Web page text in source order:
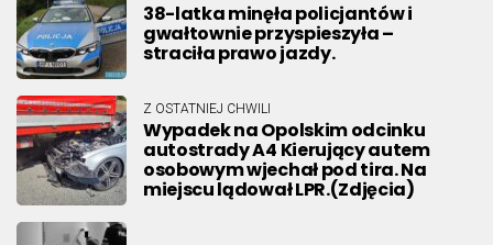
38-latka minęła policjantów i
gwałtownie przyspieszyła –
straciła prawo jazdy.
Z OSTATNIEJ CHWILI
Wypadek na Opolskim odcinku
autostrady A4 Kierujący autem
osobowym wjechał pod tira. Na
miejscu lądował LPR.(Zdjęcia)